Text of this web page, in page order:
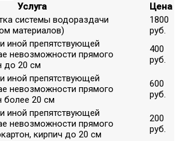
Услуга
Цена
системы водораздачи
материалов)
1800
руб.
иной препятствующей
невозможности прямого
до 20 см
400
руб.
иной препятствующей
невозможности прямого
более 20 см
600
руб.
иной препятствующей
невозможности прямого
кирпич до 20 см
200
руб.